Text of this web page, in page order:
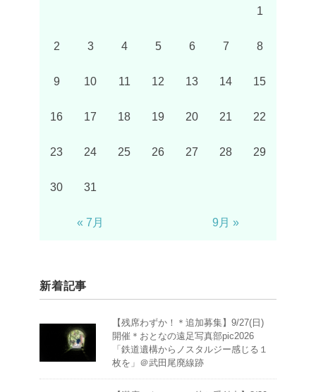
1
2 3 4 5 6 7 8
9 10 11 12 13 14 15
16 17 18 19 20 21 22
23 24 25 26 27 28 29
30 31
« 7月 9月 »
新着記事
【残席わずか！＊追加募集】9/27(日)
開催＊おとなの遠足写真部pic2026
「鉄道遺構からノスタルジー感じる１
枚を」＠武田尾廃線跡